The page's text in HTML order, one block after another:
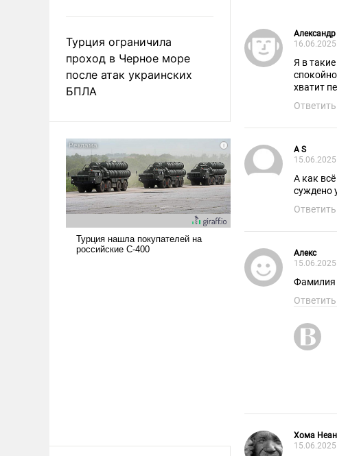
Турция ограничила
проход в Черное море
после атак украинских
БПЛА
16.06.2025
Я в
хватит
Ответить
A S
15.06.2025
А как
суждено
Ответить
Алекс
15.06.2025
Фамилия
Ответить
Хома
15.06.2025